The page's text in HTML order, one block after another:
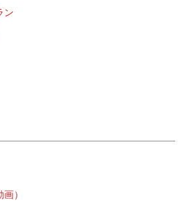
ン
）